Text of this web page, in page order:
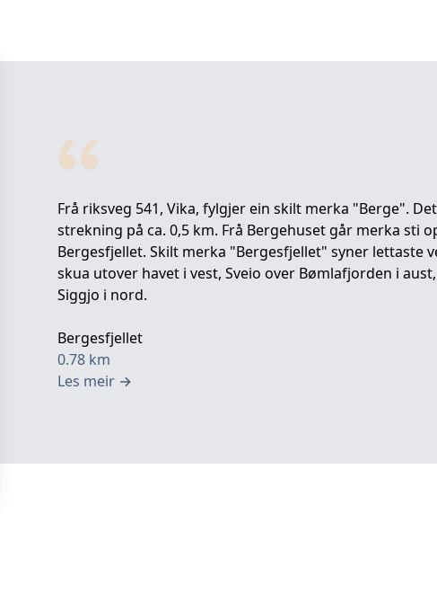
Frå riksveg 541, Vika, fylgjer ein skilt merka "Berge".
strekning på ca. 0,5 km. Frå Bergehuset går merka sti
Bergesfjellet. Skilt merka "Bergesfjellet" syner lettaste
skua utover havet i vest, Sveio over Bømlafjorden i
Siggjo i nord.
Bergesfjellet
0.78 km
Les meir →